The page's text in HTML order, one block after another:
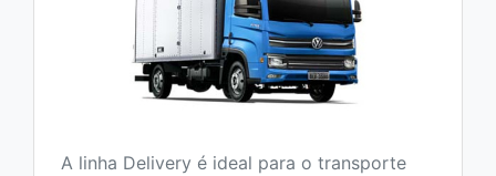
A linha Delivery é ideal para o transporte